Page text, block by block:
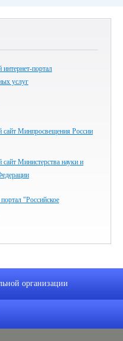
портал
услуг
Минпросвещения России
Министерства науки и
"Российское
организации